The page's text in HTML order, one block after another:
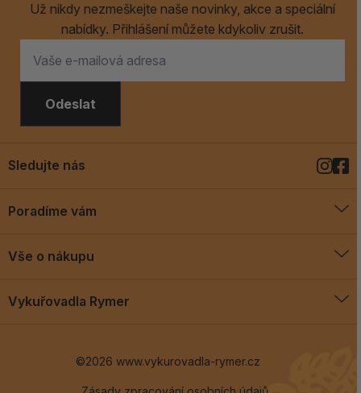
Už nikdy nezmeškejte naše novinky, akce a speciální
nabídky. Přihlášení můžete kdykoliv zrušit.
Odeslat
Poradíme vám
Blog
Vše o nákupu
Vykuřovadla Rymer
Sledujte nás
©2026 www.vykurovadla-rymer.cz